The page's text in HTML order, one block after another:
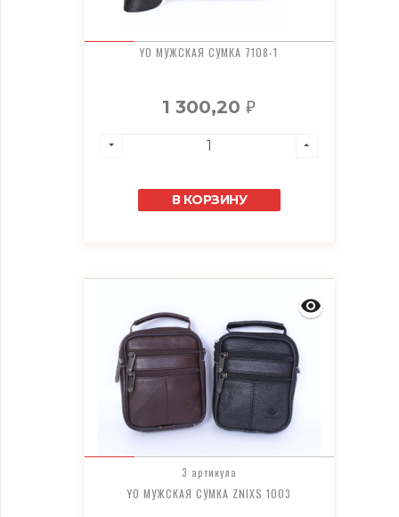
YO МУЖСКАЯ СУМКА 7108-1
1 300,20₽
В КОРЗИНУ
3 артикула
YO МУЖСКАЯ СУМКА ZNIXS 1003